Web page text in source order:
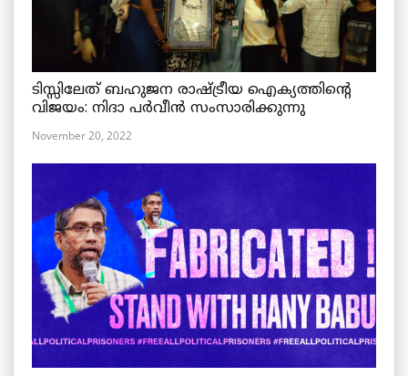
ടിസ്സിലേത് ബഹുജന രാഷ്ട്രീയ ഐക്യത്തിന്റെ
വിജയം: നിദാ പർവീൻ സംസാരിക്കുന്നു
November 20, 2022